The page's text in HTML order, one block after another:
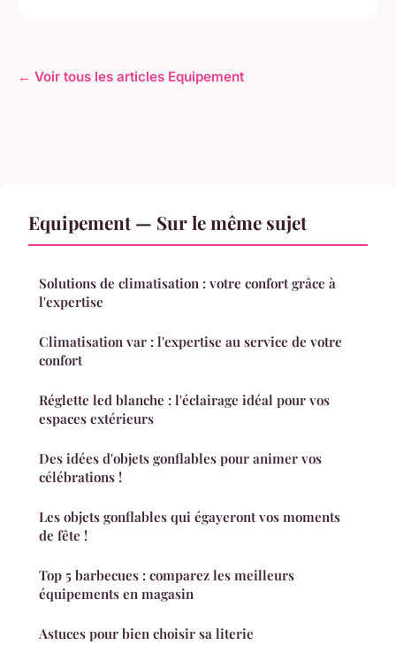
← Voir tous les articles Equipement
Equipement — Sur le même sujet
Solutions de climatisation : votre confort grâce à
l'expertise
Climatisation var : l'expertise au service de votre
confort
Réglette led blanche : l'éclairage idéal pour vos
espaces extérieurs
Des idées d'objets gonflables pour animer vos
célébrations !
Les objets gonflables qui égayeront vos moments
de fête !
Top 5 barbecues : comparez les meilleurs
équipements en magasin
Astuces pour bien choisir sa literie